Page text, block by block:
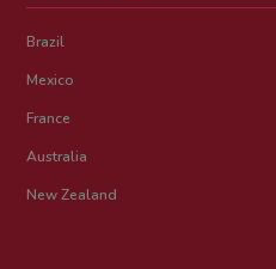
Brazil
Mexico
France
Australia
New Zealand